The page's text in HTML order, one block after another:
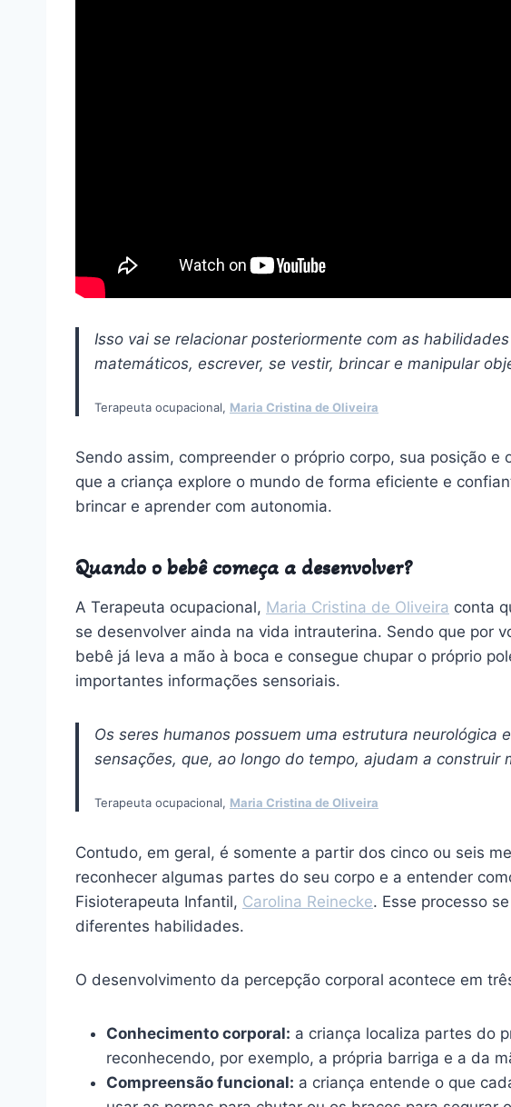
Isso vai se relacionar posteriormente com as
matemáticos, escrever, se vestir, brincar e manipular
Terapeuta ocupacional, Maria Cristina de Oliveira
Sendo assim, compreender o próprio corpo, sua posição
que a criança explore o mundo de forma eficiente e
brincar e aprender com autonomia.
Quando o bebê começa a desenvolver?
A Terapeuta ocupacional, Maria Cristina de Oliveira conta
se desenvolver ainda na vida intrauterina. Sendo que por
bebê já leva a mão à boca e consegue chupar o próprio
importantes informações sensoriais.
Os seres humanos possuem uma estrutura neurológica
sensações, que, ao longo do tempo, ajudam a construir
Terapeuta ocupacional, Maria Cristina de Oliveira
Contudo, em geral, é somente a partir dos cinco ou seis
reconhecer algumas partes do seu corpo e a entender
Fisioterapeuta Infantil, Carolina Reinecke. Esse processo
diferentes habilidades.
O desenvolvimento da percepção corporal acontece em
Conhecimento corporal: a criança localiza partes do
reconhecendo, por exemplo, a própria barriga e a da
Compreensão funcional: a criança entende o que